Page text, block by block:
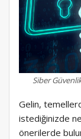
Siber
Gelin,
istediğinizde
önerilerde